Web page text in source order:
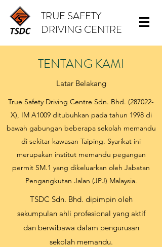
TRUE SAFETY
DRIVING CENTRE
TENTANG KAMI
Latar Belakang
True Safety Driving Centre Sdn. Bhd. (287022-
X), IM A1009 ditubuhkan pada tahun 1998 di
bawah gabungan beberapa sekolah memandu
di sekitar kawasan Taiping. Syarikat ini
merupakan institut memandu pegangan
permit SM.1 yang dikeluarkan oleh Jabatan
Pengangkutan Jalan (JPJ) Malaysia.
TSDC Sdn. Bhd. dipimpin oleh
sekumpulan ahli profesional yang aktif
dan berwibawa dalam pengurusan
sekolah memandu.